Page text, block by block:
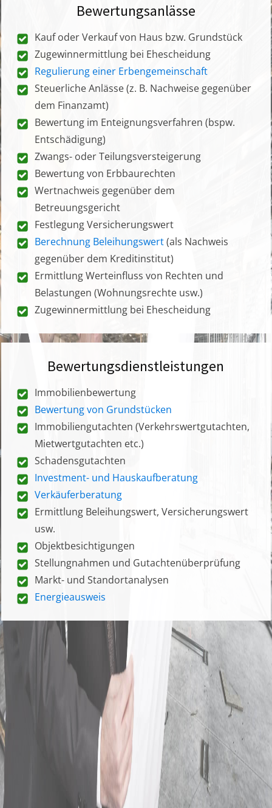
Bewertungsanlässe
Kauf oder Verkauf von Haus bzw. Grundstück
Zugewinnermittlung bei Ehescheidung
Regulierung einer Erbengemeinschaft
Steuerliche Anlässe (z. B. Nachweise gegenüber
dem Finanzamt)
Bewertung im Enteignungsverfahren (bspw.
Entschädigung)
Zwangs- oder Teilungsversteigerung
Bewertung von Erbbaurechten
Wertnachweis gegenüber dem
Betreuungsgericht
Festlegung Versicherungswert
Berechnung Beleihungswert(als Nachweis
gegenüber dem Kreditinstitut)
Ermittlung Werteinfluss von Rechten und
Belastungen (Wohnungsrechte usw.)
Zugewinnermittlung bei Ehescheidung
Bewertungsdienstleistungen
Immobilienbewertung
Bewertung von Grundstücken
Immobiliengutachten (Verkehrswertgutachten,
Mietwertgutachten etc.)
Schadensgutachten
Investment- und Hauskaufberatung
Verkäuferberatung
Ermittlung Beleihungswert, Versicherungswert
usw.
Objektbesichtigungen
Stellungnahmen und Gutachtenüberprüfung
Markt- und Standortanalysen
Energieausweis